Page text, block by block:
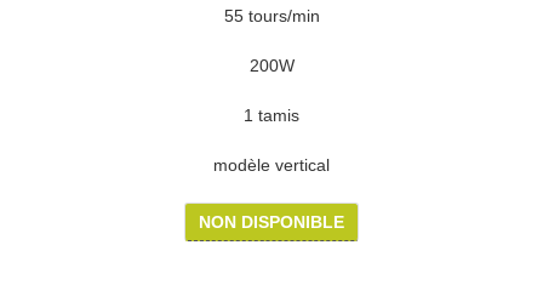
55 tours/min
200W
1 tamis
modèle vertical
NON DISPONIBLE